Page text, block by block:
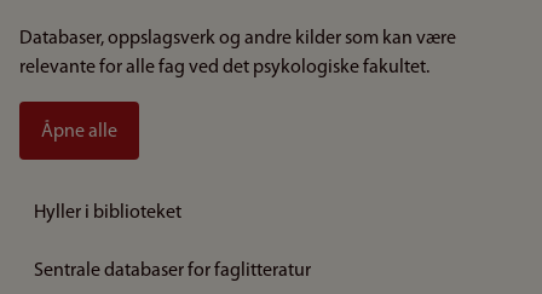
Databaser, oppslagsverk og andre kilder som kan være
relevante for alle fag ved det psykologiske fakultet.
Åpne alle
Hyller i biblioteket
Sentrale databaser for faglitteratur